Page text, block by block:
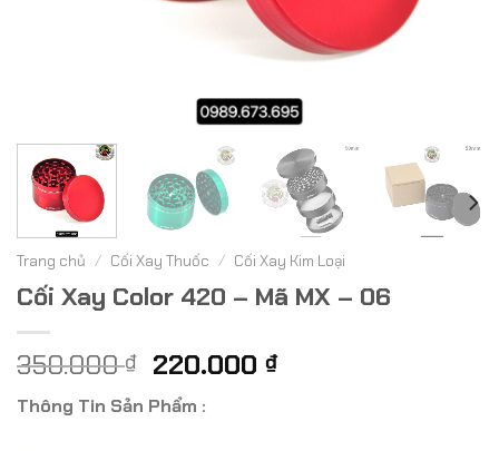
Trang chủ / Cối Xay Thuốc / Cối Xay Kim Loại
Cối Xay Color 420 – Mã MX – 06
350.000₫ Giá
gốc
là:
220.000 ₫Giá
Thông Tin Sản Phẩm :